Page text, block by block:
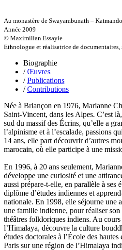
Guerrier Gérard
Guillemot Agnès
Guillotel Pierre-Antoine
Guyon Élizabeth
Hafez Kim
Halluin Bruno d’
Hardivilliers Albéric d’
Harvey James
Hervouët Tifenn
Houdaille Christophe
Hussain Fawaz
Hussenet Emmanuel
Imhof Valentine
Jacq Marie-Claire
Janichon Gérard
Kerouedan Annie
Klein Julie
Klotz Lætitia
Klvana Ilya
Kotry Jérôme
La Brosse Gaële de
Labouche Didier
Lacarrière Jacques
Lacrampe Corine
Au monastère de Swayambunath –
Année 2009
© Maximilian Essayie
Ethnologue et réalisatrice de
Biographie
/Œuvres
/Publications
/Contributions
Née à Briançon en 1976, Marianne
Saint-Vincent, dans les Alpes. C’est
sud du massif des Écrins, qu’elle a
l’alpinisme et à l’escalade, passions
14 ans, elle part découvrir d’autres
marocain, où elle participe à une
En 1996, à 20 ans seulement,
développe une curiosité et une
aussi prépare-t-elle, en parallèle à ses
diplôme d’études indiennes et
nationale. En 1998, elle séjourne une
une famille indienne, pour réaliser
théâtres folkloriques indiens. Au
l’Himalaya, découvre la culture
études doctorales à l’École des hautes
Paris sur une région de l’Himalaya